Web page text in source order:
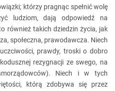
którzy pragnąc spełnić wolę
ludziom, dają odpowiedź na
również takich dziedzin życia, jak
społeczna, prawodawcza. Niech
prawdy, troski o dobro
rezygnacji ze swego, na
Niech i w tych
którą zdobywa się przez